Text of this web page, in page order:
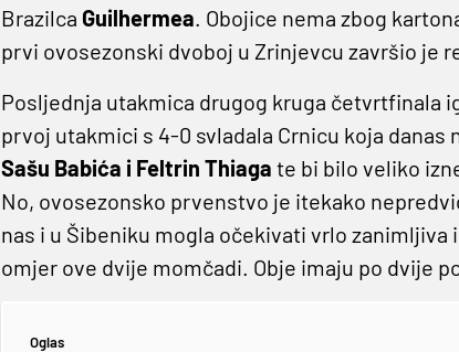
Brazilca Guilhermea. Obojice nema zbog
prvi ovosezonski dvoboj u Zrinjevcu završio je
Posljednja utakmica drugog kruga četvrtfinala
prvoj utakmici s 4-0 svladala Crnicu koja danas
Sašu Babića i Feltrin Thiaga te bi bilo veliko
No, ovosezonsko prvenstvo je itekako
nas i u Šibeniku mogla očekivati vrlo
omjer ove dvije momčadi. Obje imaju po dvije
Oglas